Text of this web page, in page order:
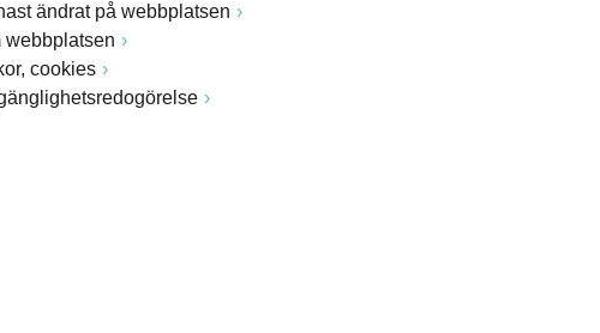
ändrat på webbplatsen
webbplatsen
cookies